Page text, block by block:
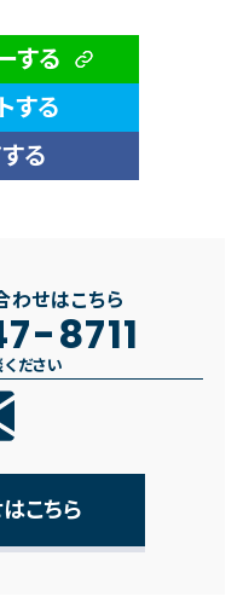
する
する
る
せはこちら
8711
ださい
こちら